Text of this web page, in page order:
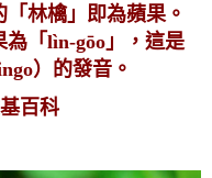
林檎」即為蘋果。
「lìn-gōo」，這是
）的發音。
百科